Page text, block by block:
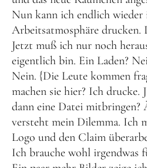
Nun kann ich endlich wieder
Arbeitsatmosphäre drucken.
Jetzt muß ich nur noch
eigentlich bin. Ein Laden?
Nein. {Die Leute kommen
machen sie hier? Ich drucke.
dann eine Datei
versteht mein Dilemma. Ich
Logo und den Claim
Ich brauche wohl irgendwas